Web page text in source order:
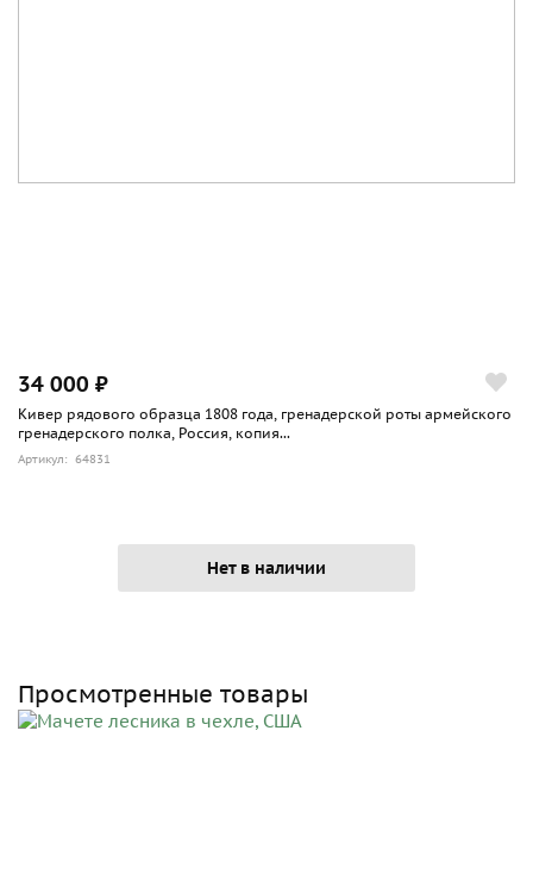
34 000 ₽
Кивер рядового образца 1808 года, гренадерской роты армейского
гренадерского полка, Россия, копия...
Артикул: 64831
Нет в наличии
Просмотренные товары